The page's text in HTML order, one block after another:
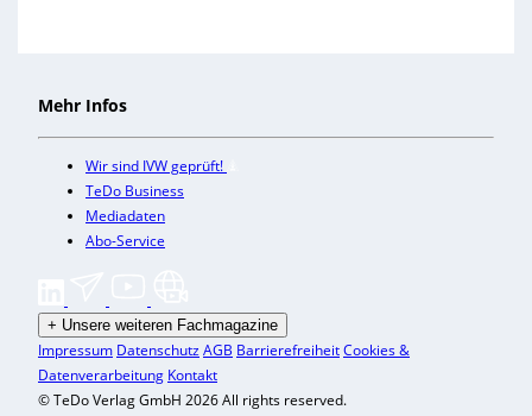
Mehr Infos
Wir sind IVW geprüft!
TeDo Business
Mediadaten
Abo-Service
+ Unsere weiteren Fachmagazine
Impressum DatenschutzAGB BarrierefreiheitCookies &
Datenverarbeitung Kontakt
© TeDo Verlag GmbH 2026 All rights reserved.